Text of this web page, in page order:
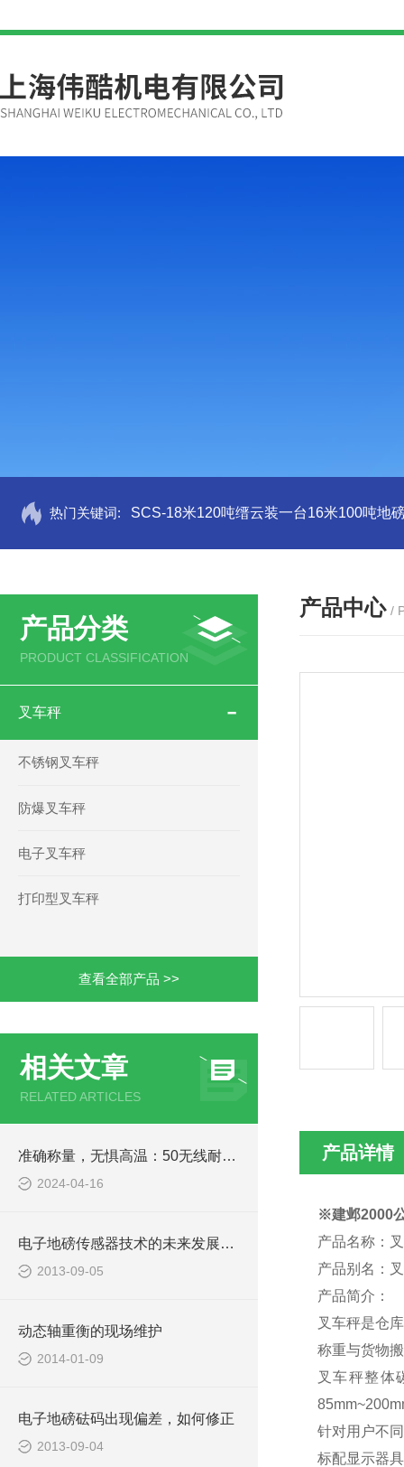
热门关键词: SCS-18米120吨缙云装一台16米100吨地
产品分类
PRODUCT CLASSIFICATION
叉车秤
不锈钢叉车秤
防爆叉车秤
电子叉车秤
打印型叉车秤
查看全部产品 >>
相关文章
RELATED ARTICLES
准确称量，无惧高温：50无线耐高温吊钩秤，工业称重仪器
2024-04-16
电子地磅传感器技术的未来发展方向
2013-09-05
动态轴重衡的现场维护
2014-01-09
电子地磅砝码出现偏差，如何修正
2013-09-04
产品中心 /
产品详情
※建邺2000
产品名称：
产品别名：
产品简介：
叉车秤是仓
称重与货物
叉车秤整体
针对用户不
标配显示器